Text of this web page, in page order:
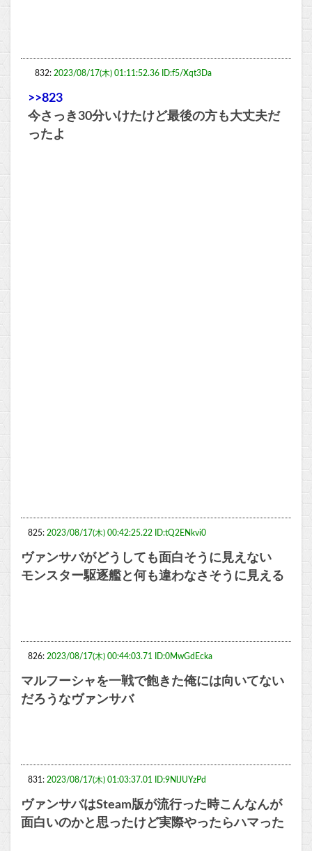
832: 2023/08/17(木) 01:11:52.36 ID:f5/Xqt3Da
>>823
今さっき30分いけたけど最後の方も大丈夫だ
ったよ
825: 2023/08/17(木) 00:42:25.22 ID:tQ2ENkvi0
ヴァンサバがどうしても面白そうに見えない
モンスター駆逐艦と何も違わなさそうに見える
826: 2023/08/17(木) 00:44:03.71 ID:0MwGdEcka
マルフーシャを一戦で飽きた俺には向いてない
だろうなヴァンサバ
831: 2023/08/17(木) 01:03:37.01 ID:9NlJUYzPd
ヴァンサバはSteam版が流行った時こんなんが
面白いのかと思ったけど実際やったらハマった